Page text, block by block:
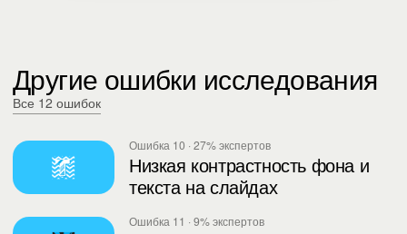
Другие ошибки исследования
Все 12 ошибок
Ошибка 10 · 27% экспертов
Низкая контрастность фона и
текста на слайдах
Ошибка 11 · 9% экспертов